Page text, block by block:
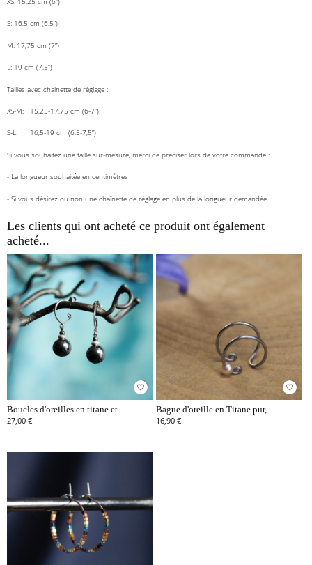
S: 16,5 cm (6,5”)
M: 17,75 cm (7”)
L: 19 cm (7,5”)
Tailles avec chainette de réglage :
XS-M: 15,25-17,75 cm (6-7”)
S-L: 16,5-19 cm (6,5-7,5”)
Si vous souhaitez une taille sur-mesure, merci de préciser lors de votre commande :
- La longueur souhaitée en centimètres
- Si vous désirez ou non une chaînette de réglage en plus de la longueur demandée
Les clients qui ont acheté ce produit ont également
acheté...
favorite_border
Boucles d'oreilles en titane et...
27,00 €
favorite_border
Bague d'oreille en Titane pur,...
16,90 €